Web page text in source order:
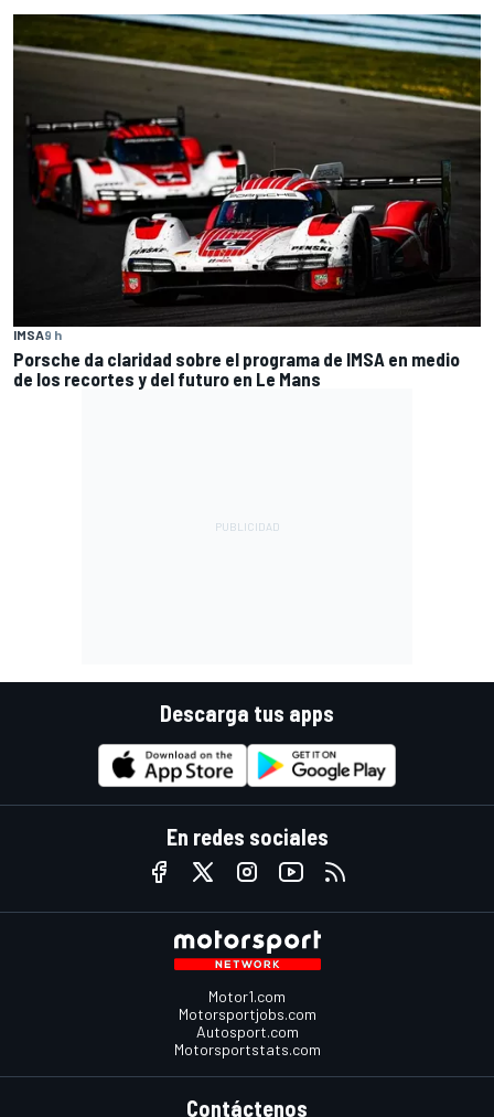
IMSA9 h
Porsche da claridad sobre el programa de IMSA en medio
de los recortes y del futuro en Le Mans
Descarga tus apps
En redes sociales
Motor1.com
Motorsportjobs.com
Autosport.com
Motorsportstats.com
Contáctenos